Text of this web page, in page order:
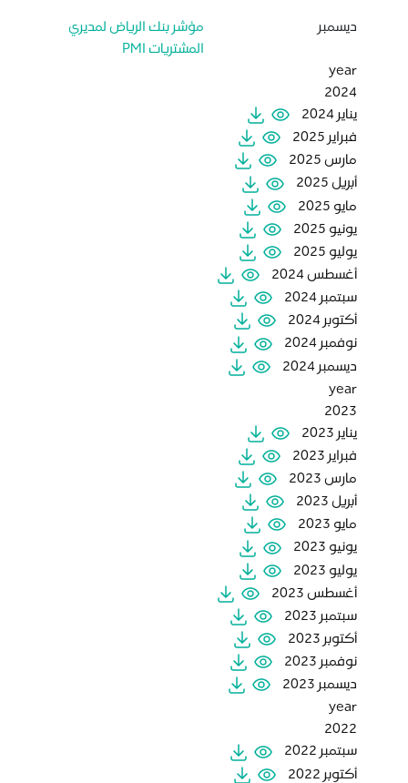
ديسمبر
مؤشر بنك الرياض لمديري
المشتريات PMI
year
2024
يناير 2024
فبراير 2025
مارس 2025
أبريل 2025
مايو 2025
يونيو 2025
يوليو 2025
أغسطس 2024
سبتمبر 2024
أكتوبر 2024
نوفمبر 2024
ديسمبر 2024
year
2023
يناير 2023
فبراير 2023
مارس 2023
أبريل 2023
مايو 2023
يونيو 2023
يوليو 2023
أغسطس 2023
سبتمبر 2023
أكتوبر 2023
نوفمبر 2023
ديسمبر 2023
year
2022
سبتمبر 2022
أكتوبر 2022